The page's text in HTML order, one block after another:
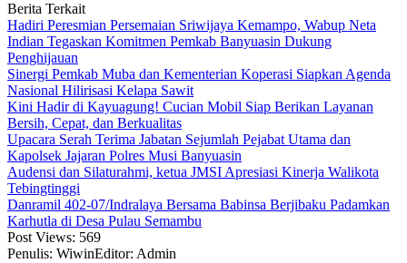
Berita Terkait
Hadiri Peresmian Persemaian Sriwijaya Kemampo, Wabup Neta
Indian Tegaskan Komitmen Pemkab Banyuasin Dukung
Penghijauan
Sinergi Pemkab Muba dan Kementerian Koperasi Siapkan Agenda
Nasional Hilirisasi Kelapa Sawit
Kini Hadir di Kayuagung! Cucian Mobil Siap Berikan Layanan
Bersih, Cepat, dan Berkualitas
Upacara Serah Terima Jabatan Sejumlah Pejabat Utama dan
Kapolsek Jajaran Polres Musi Banyuasin
Audensi dan Silaturahmi, ketua JMSI Apresiasi Kinerja Walikota
Tebingtinggi
Danramil 402-07/Indralaya Bersama Babinsa Berjibaku Padamkan
Karhutla di Desa Pulau Semambu
Post Views: 569
Penulis: WiwinEditor: Admin